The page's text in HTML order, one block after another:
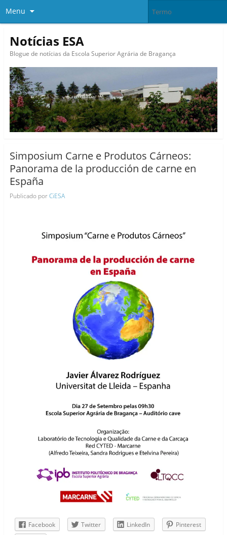
Menu
Notícias ESA
Blogue de notícias da Escola Superior Agrária de Bragança
Simposium Carne e Produtos Cárneos:
Panorama de la producción de carne en
España
Publicado porCiESA
Facebook Twitter LinkedIn
Pinterest